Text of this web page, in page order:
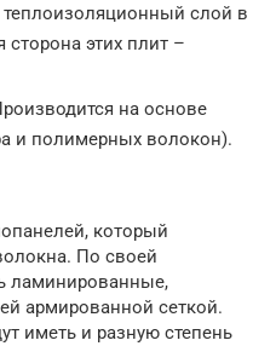
слой в
сторона этих плит –
на основе
и полимерных волокон).
который
По своей
ламинированные,
армированной сеткой.
иметь и разную степень